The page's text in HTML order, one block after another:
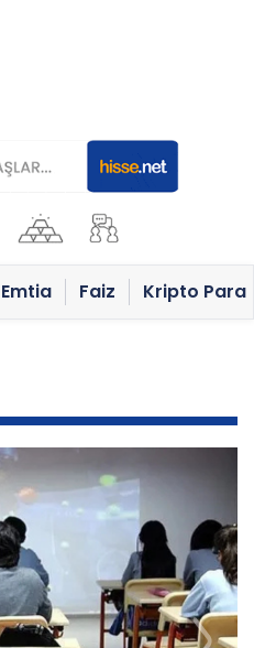
Emtia Faiz Kripto Para